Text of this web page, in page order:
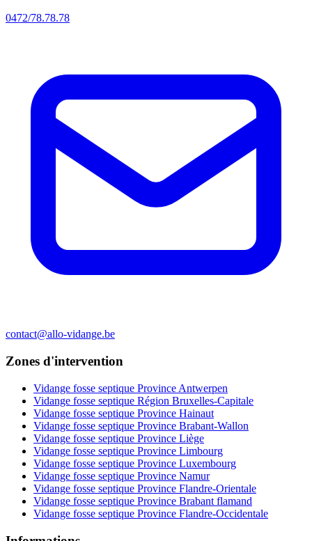
0472/78.78.78
contact@allo-vidange.be
Zones d'intervention
Vidange fosse septique Province Antwerpen
Vidange fosse septique Région Bruxelles-Capitale
Vidange fosse septique Province Hainaut
Vidange fosse septique Province Brabant-Wallon
Vidange fosse septique Province Liège
Vidange fosse septique Province Limbourg
Vidange fosse septique Province Luxembourg
Vidange fosse septique Province Namur
Vidange fosse septique Province Flandre-Orientale
Vidange fosse septique Province Brabant flamand
Vidange fosse septique Province Flandre-Occidentale